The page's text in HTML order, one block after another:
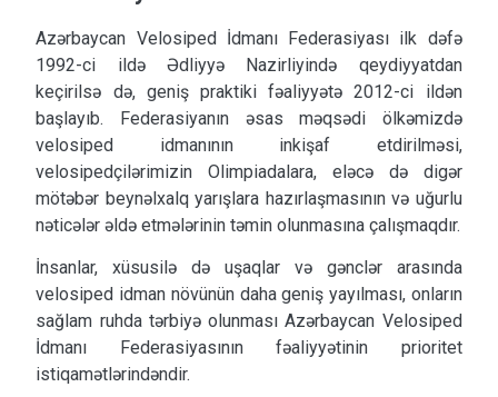
Azərbaycan Velosiped İdmanı Federasiyası ilk dəfə
1992-ci ildə Ədliyyə Nazirliyində qeydiyyatdan
keçirilsə də, geniş praktiki fəaliyyətə 2012-ci ildən
başlayıb. Federasiyanın əsas məqsədi ölkəmizdə
velosiped idmanının inkişaf etdirilməsi,
velosipedçilərimizin Olimpiadalara, eləcə də digər
mötəbər beynəlxalq yarışlara hazırlaşmasının və uğurlu
nəticələr əldə etmələrinin təmin olunmasına çalışmaqdır.
İnsanlar, xüsusilə də uşaqlar və gənclər arasında
velosiped idman növünün daha geniş yayılması, onların
sağlam ruhda tərbiyə olunması Azərbaycan Velosiped
İdmanı Federasiyasının fəaliyyətinin prioritet
istiqamətlərindəndir.